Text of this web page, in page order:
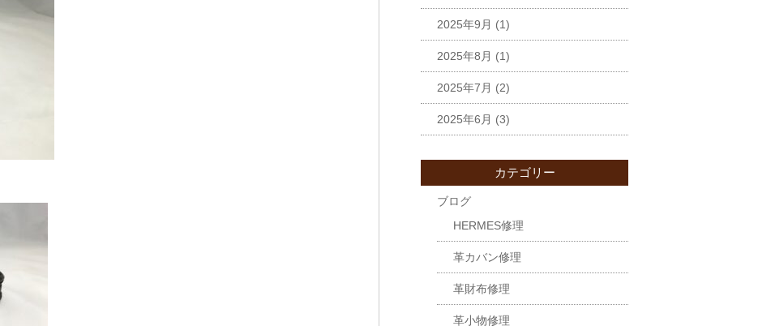
2025年9月 (1)
2025年8月 (1)
2025年7月 (2)
2025年6月 (3)
カテゴリー
ブログ
HERMES修理
革カバン修理
革財布修理
革小物修理